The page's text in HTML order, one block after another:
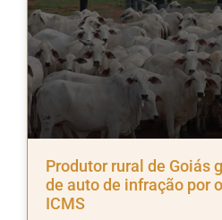
Produtor rural de Goiás
de auto de infração por
ICMS